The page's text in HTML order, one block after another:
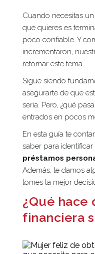
Cuando necesitas
que quieres es
poco confiable. Y
incrementaron,
retomar este tema.
Sigue siendo
asegurarte de que
seria. Pero, ¿qué
entrados en pocos
En esta guía te
saber para identificar
préstamos
Además, te damos
tomes la mejor
¿Qué hace
financiera